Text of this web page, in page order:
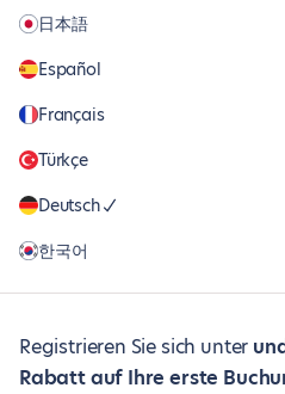
日本語
Español
Français
Türkçe
Deutsch
한국어
Registrieren Sie sich unter
Rabatt auf Ihre erste